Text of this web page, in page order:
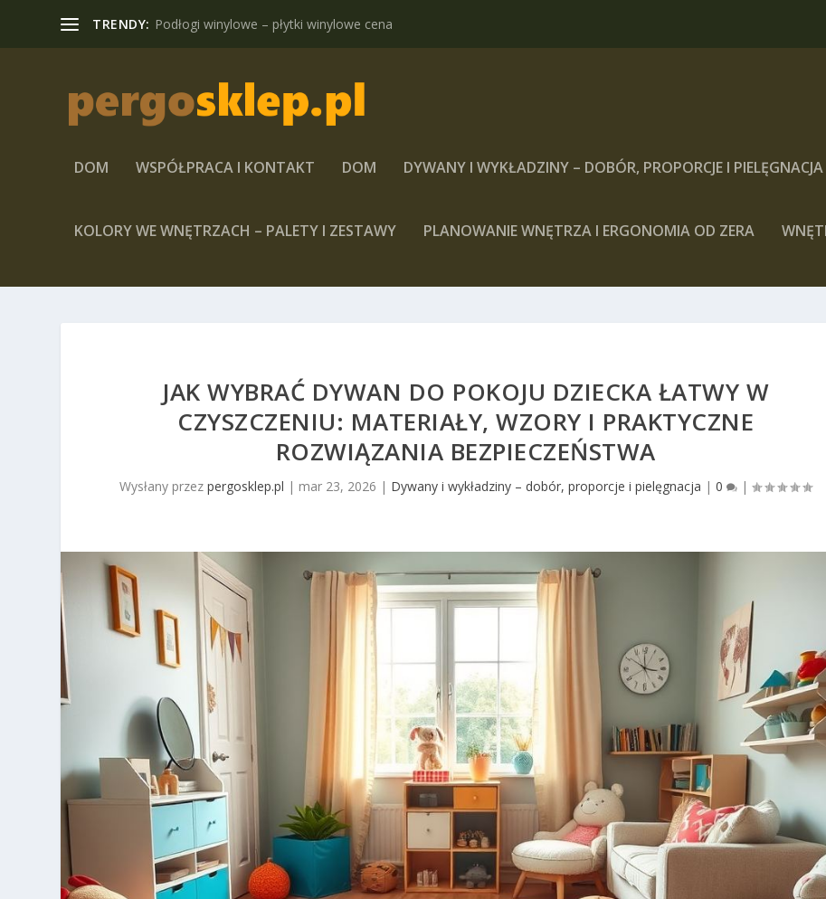
TRENDY: Podłogi winylowe – płytki winylowe cena
DOM WSPÓŁPRACA I KONTAKT DOM DYWANY I WYKŁADZINY – DOBÓR, PROPORCJE I PIELĘGNACJA
KOLORY WE WNĘTRZACH – PALETY I ZESTAWY PLANOWANIE WNĘTRZA I ERGONOMIA OD ZERA
JAK WYBRAĆ DYWAN DO POKOJU DZIECKA ŁATWY W
CZYSZCZENIU: MATERIAŁY, WZORY I PRAKTYCZNE
ROZWIĄZANIA BEZPIECZEŃSTWA
Wysłany przezpergosklep.pl | mar 23, 2026 | Dywany i wykładziny – dobór, proporcje i pielęgnacja |0 |